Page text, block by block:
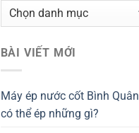
Danh
mục
BÀI VIẾT MỚI
Máy ép nước cốt Bình Quân
có thể ép những gì?